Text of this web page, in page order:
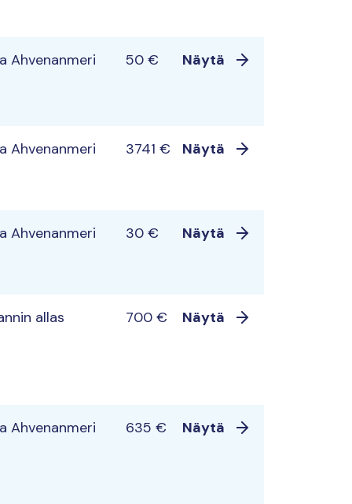
Ahvenanmeri 50 € Näytä
Ahvenanmeri 3741 € Näytä
Ahvenanmeri 30 € Näytä
allas 700 € Näytä
Ahvenanmeri 635 € Näytä